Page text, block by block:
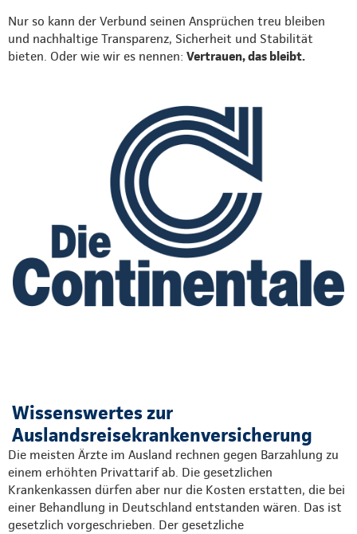
Nur so kann der Verbund seinen Ansprüchen treu bleiben
und nachhaltige Transparenz, Sicherheit und Stabilität
bieten. Oder wie wir es nennen: Vertrauen, das bleibt.
Wissenswertes zur
Auslandsreisekrankenversicherung
Die meisten Ärzte im Ausland rechnen gegen Barzahlung zu
einem erhöhten Privattarif ab. Die gesetzlichen
Krankenkassen dürfen aber nur die Kosten erstatten, die bei
einer Behandlung in Deutschland entstanden wären. Das ist
gesetzlich vorgeschrieben. Der gesetzliche